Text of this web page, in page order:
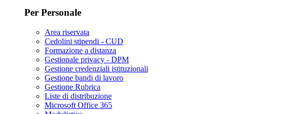
Per Personale
Area riservata
Cedolini stipendi - CUD
Formazione a distanza
Gestionale privacy - DPM
Gestione credenziali istituzionali
Gestione bandi di lavoro
Gestione Rubrica
Liste di distribuzione
Microsoft Office 365